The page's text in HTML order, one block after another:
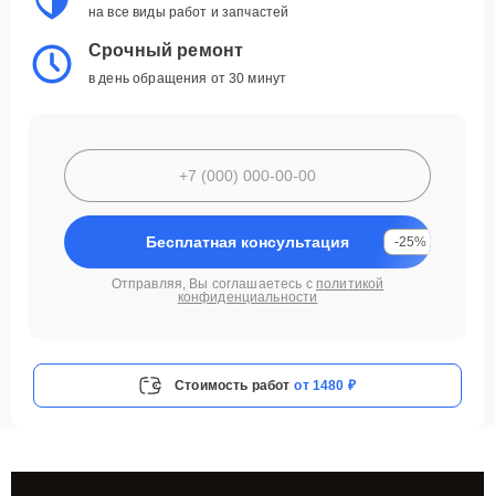
на все виды работ и запчастей
Срочный ремонт
в день обращения от 30 минут
Бесплатная консультация -25%
Отправляя, Вы соглашаетесь с политикой
конфиденциальности
Стоимость работ от 1480 ₽